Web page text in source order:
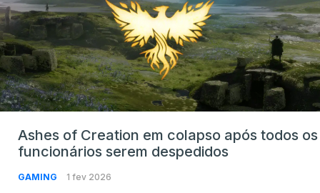
Ashes of Creation em colapso após todos os
funcionários serem despedidos
GAMING 1 fev 2026